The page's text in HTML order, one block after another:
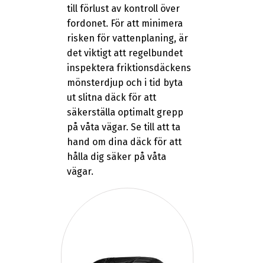
till förlust av kontroll över
fordonet. För att minimera
risken för vattenplaning, är
det viktigt att regelbundet
inspektera friktionsdäckens
mönsterdjup och i tid byta
ut slitna däck för att
säkerställa optimalt grepp
på våta vägar. Se till att ta
hand om dina däck för att
hålla dig säker på våta
vägar.